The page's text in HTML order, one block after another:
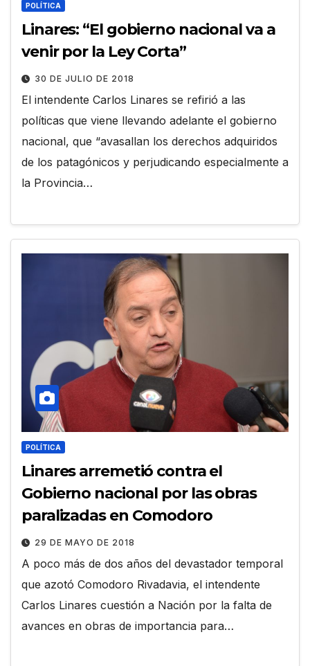
POLÍTICA
Linares: “El gobierno nacional va a
venir por la Ley Corta”
30 DE JULIO DE 2018
El intendente Carlos Linares se refirió a las
políticas que viene llevando adelante el gobierno
nacional, que “avasallan los derechos adquiridos
de los patagónicos y perjudicando especialmente a
la Provincia…
POLÍTICA
Linares arremetió contra el
Gobierno nacional por las obras
paralizadas en Comodoro
29 DE MAYO DE 2018
A poco más de dos años del devastador temporal
que azotó Comodoro Rivadavia, el intendente
Carlos Linares cuestión a Nación por la falta de
avances en obras de importancia para…